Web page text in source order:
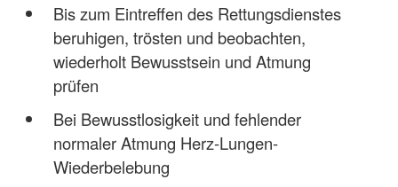
Bis zum Eintreffen des Rettungsdienstes
beruhigen, trösten und beobachten,
wiederholt Bewusstsein und Atmung
prüfen
Bei Bewusstlosigkeit und fehlender
normaler Atmung Herz-Lungen-
Wiederbelebung